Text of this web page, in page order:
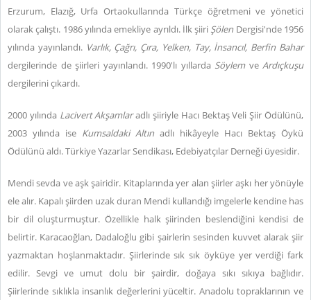
Erzurum, Elazığ, Urfa Ortaokullarında Türkçe öğretmeni ve yönetici
olarak çalıştı. 1986 yılında emekliye ayrıldı. İlk şiiri Şölen Dergisi'nde 1956
yılında yayınlandı. Varlık, Çağrı, Çıra, Yelken, Tay, İnsancıl, Berfin Bahar
dergilerinde de şiirleri yayınlandı. 1990'lı yıllarda Söylemve Ardıçkuşu
dergilerini çıkardı.
2000 yılında Lacivert Akşamlaradlı şiiriyle Hacı Bektaş Veli Şiir Ödülünü,
2003 yılında ise Kumsaldaki Altın adlı hikâyeyle Hacı Bektaş Öykü
Ödülünü aldı. Türkiye Yazarlar Sendikası, Edebiyatçılar Derneği üyesidir.
Mendi sevda ve aşk şairidir. Kitaplarında yer alan şiirler aşkı her yönüyle
ele alır. Kapalı şiirden uzak duran Mendi kullandığı imgelerle kendine has
bir dil oluşturmuştur. Özellikle halk şiirinden beslendiğini kendisi de
belirtir. Karacaoğlan, Dadaloğlu gibi şairlerin sesinden kuvvet alarak şiir
yazmaktan hoşlanmaktadır. Şiirlerinde sık sık öyküye yer verdiği fark
edilir. Sevgi ve umut dolu bir şairdir, doğaya sıkı sıkıya bağlıdır.
Şiirlerinde sıklıkla insanlık değerlerini yüceltir. Anadolu topraklarının ve